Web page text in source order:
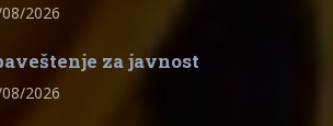
2026
za javnost
2026